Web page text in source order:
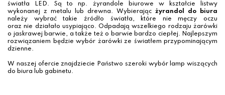
światła LED. Są to np. żyrandole biurowe w kształcie listwy
wykonanej z metalu lub drewna. Wybierając żyrandol do biura
należy wybrać takie źródło światła, które nie męczy oczu
oraz nie działało usypiająco. Odpadają wszelkiego rodzaju żarówki
o jaskrawej barwie, a także też o barwie bardzo ciepłej. Najlepszym
rozwiązaniem będzie wybór żarówki ze światłem przypominającym
dzienne.
W naszej ofercie znajdziecie Państwo szeroki wybór lamp wiszących
do biura lub gabinetu.